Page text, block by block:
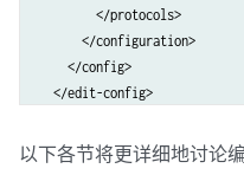
        </protocols>
      </configuration>
    </config>
  </edit-config>
以下各节将更详细地讨论